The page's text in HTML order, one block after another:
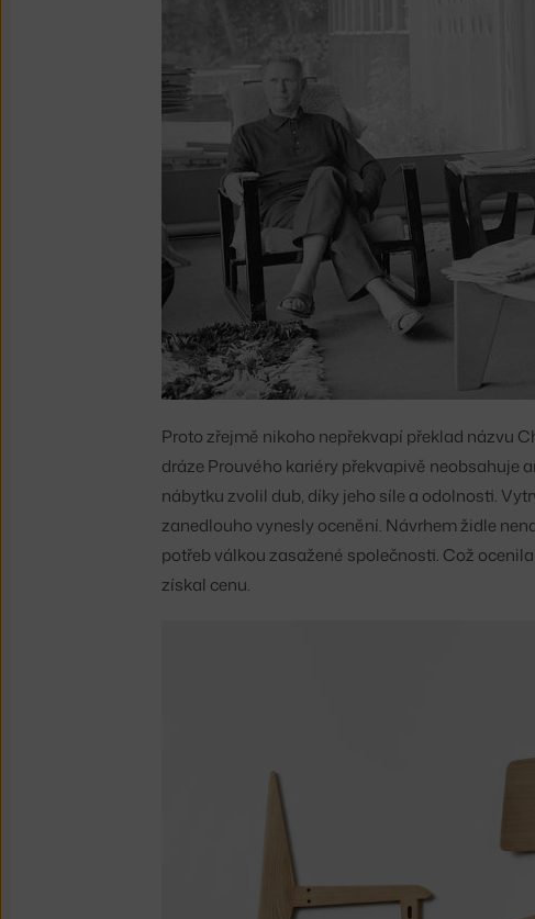
Proto zřejmě nikoho nepřekvapí překlad názvu
dráze Prouvého kariéry překvapivě neobsahuje
nábytku zvolil dub, díky jeho síle a odolnosti.
zanedlouho vynesly ocenění. Návrhem židle
potřeb válkou zasažené společnosti. Což
získal cenu.